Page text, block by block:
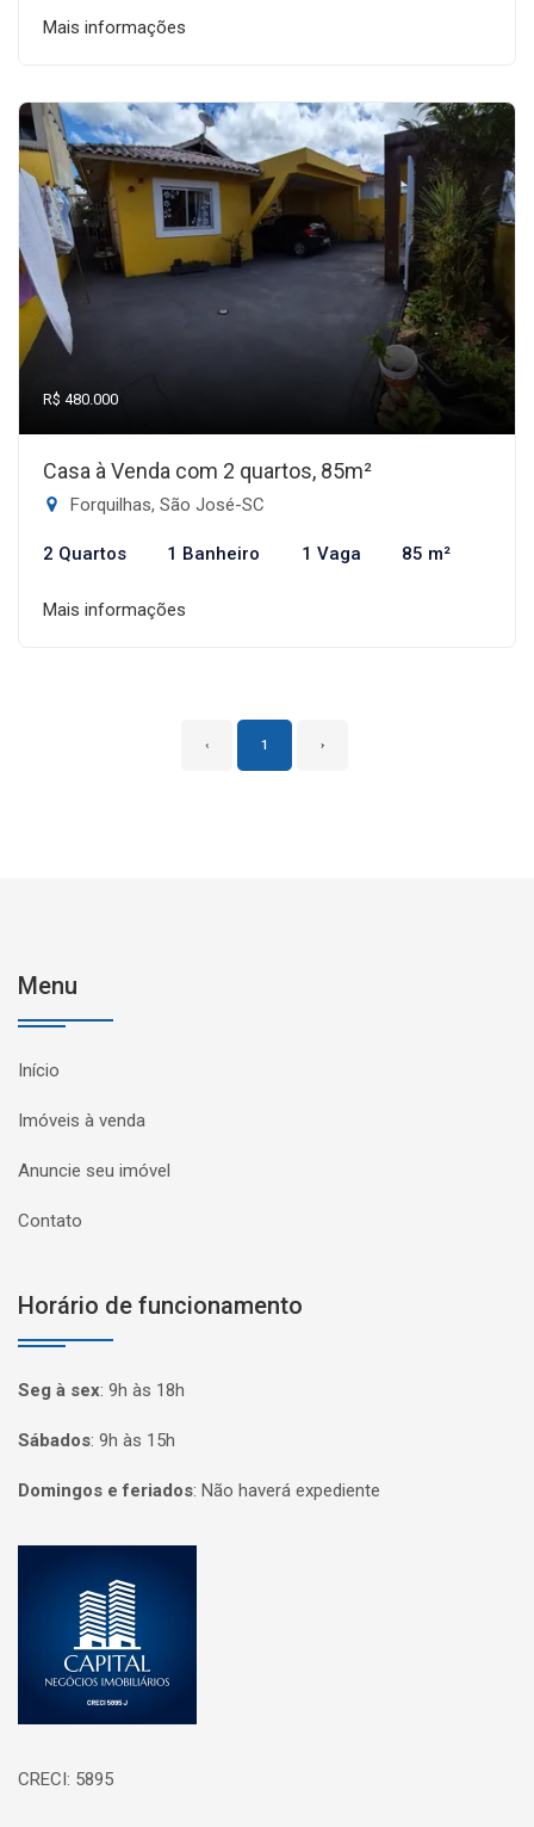
Mais informações
R$ 480.000
Casa à Venda com 2 quartos, 85m²
Forquilhas, São José-SC
2 Quartos 1 Banheiro 1 Vaga 85 m²
Mais informações
‹ 1 ›
Menu
Início
Imóveis à venda
Anuncie seu imóvel
Contato
Horário de funcionamento
Seg à sex: 9h às 18h
Sábados: 9h às 15h
Domingos e feriados: Não haverá expediente
CRECI: 5895